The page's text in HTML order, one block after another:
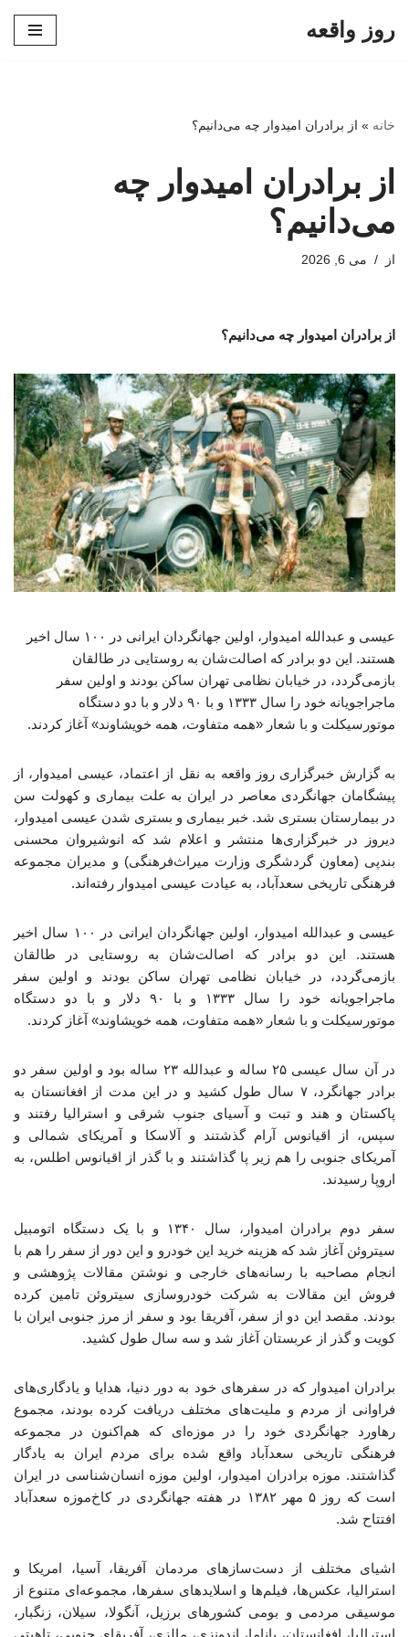
روز واقعه
خانه » از برادران امیدوار چه می‌دانیم؟
از برادران امیدوار چه
می‌دانیم؟
از می 6, 2026
از برادران امیدوار چه می‌دانیم؟
عیسی و عبدالله امیدوار، اولین جهانگردان ایرانی در ۱۰۰ سال اخیر
هستند. این دو برادر که اصالت‌شان به روستایی در طالقان
بازمی‌گردد، در خیابان نظامی تهران ساکن بودند و اولین سفر
ماجراجویانه خود را سال ۱۳۳۳ و با ۹۰ دلار و با دو دستگاه
موتورسیکلت و با شعار «همه متفاوت، همه خویشاوند» آغاز کردند.
به گزارش خبرگزاری روز واقعه به نقل از اعتماد، عیسی امیدوار، از
پیشگامان جهانگردی معاصر در ایران به علت بیماری و کهولت سن
در بیمارستان بستری شد. خبر بیماری و بستری شدن عیسی امیدوار،
دیروز در خبرگزاری‌ها منتشر و اعلام شد که انوشیروان محسنی
بندپی (معاون گردشگری وزارت میراث‌فرهنگی) و مدیران مجموعه
فرهنگی تاریخی سعدآباد، به عیادت عیسی امیدوار رفته‌اند.
عیسی و عبدالله امیدوار، اولین جهانگردان ایرانی در ۱۰۰ سال اخیر
هستند. این دو برادر که اصالت‌شان به روستایی در طالقان
بازمی‌گردد، در خیابان نظامی تهران ساکن بودند و اولین سفر
ماجراجویانه خود را سال ۱۳۳۳ و با ۹۰ دلار و با دو دستگاه
موتورسیکلت و با شعار «همه متفاوت، همه خویشاوند» آغاز کردند.
در آن سال عیسی ۲۵ ساله و عبدالله ۲۳ ساله بود و اولین سفر دو
برادر جهانگرد، ۷ سال طول کشید و در این مدت از افغانستان به
پاکستان و هند و تبت و آسیای جنوب شرقی و استرالیا رفتند و
سپس، از اقیانوس آرام گذشتند و آلاسکا و آمریکای شمالی و
آمریکای جنوبی را هم زیر پا گذاشتند و با گذر از اقیانوس اطلس، به
اروپا رسیدند.
سفر دوم برادران امیدوار، سال ۱۳۴۰ و با یک دستگاه اتومبیل
سیتروئن آغاز شد که هزینه خرید این خودرو و این دور از سفر را هم با
انجام مصاحبه با رسانه‌های خارجی و نوشتن مقالات پژوهشی و
فروش این مقالات به شرکت خودروسازی سیتروئن تامین کرده
بودند. مقصد این دو از سفر، آفریقا بود و سفر از مرز جنوبی ایران با
کویت و گذر از عربستان آغاز شد و سه سال طول کشید.
برادران امیدوار که در سفرهای خود به دور دنیا، هدایا و یادگاری‌های
فراوانی از مردم و ملیت‌های مختلف دریافت کرده بودند، مجموع
رهاورد جهانگردی خود را در موزه‌ای که هم‌اکنون در مجموعه
فرهنگی تاریخی سعدآباد واقع شده برای مردم ایران به یادگار
گذاشتند. موزه برادران امیدوار، اولین موزه انسان‌شناسی در ایران
است که روز ۵ مهر ۱۳۸۲ در هفته جهانگردی در کاخ‌موزه سعدآباد
افتتاح شد.
اشیای مختلف از دست‌سازهای مردمان آفریقا، آسیا، امریکا و
استرالیا، عکس‌ها، فیلم‌ها و اسلایدهای سفرها، مجموعه‌ای متنوع از
موسیقی مردمی و بومی کشورهای برزیل، آنگولا، سیلان، زنگبار،
استرالیا، افغانستان، پاناما، اندونزی، مالزی، آفریقای جنوبی، تاهیتی